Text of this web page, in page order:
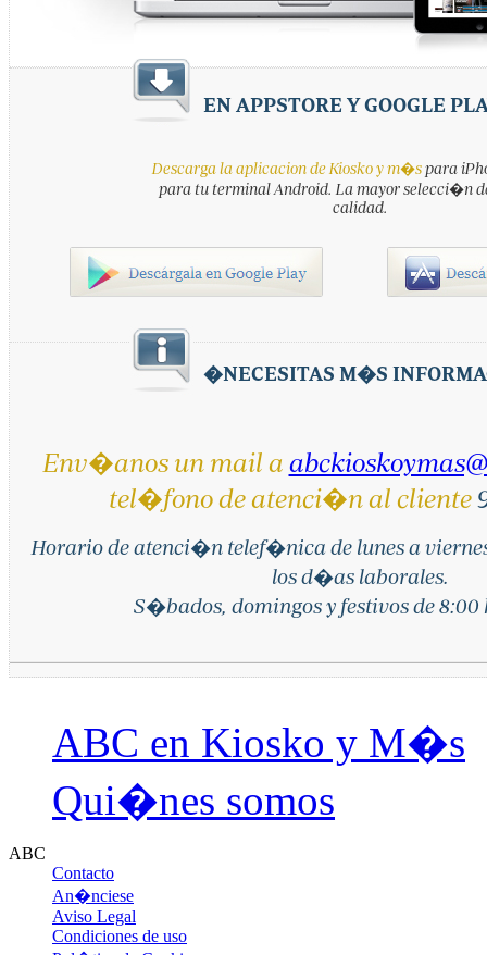
EN APPSTORE Y GOOGLE
Descarga la aplicacion de Kiosko y m�spara
para tu terminal Android. La mayor selecci�n
calidad.
�NECESITAS M�S
Env�anos un mail a
tel�fono de atenci�n al cliente
Horario de atenci�n telef�nica de lunes a
los d�as laborales.
S�bados, domingos y festivos de 8:00
ABC en Kiosko y M�s
Qui�nes somos
ABC
Contacto
An�nciese
Aviso Legal
Condiciones de uso